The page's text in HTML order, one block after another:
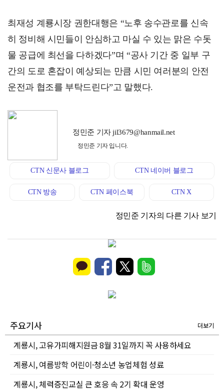
최재성 계룡시장 권한대행은 “노후 송수관로를 신속
히 정비해 시민들이 안심하고 마실 수 있는 맑은 수돗
물 공급에 최선을 다하겠다”며 “공사 기간 중 일부 구
간의 도로 혼잡이 예상되는 만큼 시민 여러분의 안전
운전과 협조를 부탁드린다”고 말했다.
정민준 기자 jil3679@hanmail.net
정민준 기자 입니다.
CTN 신문사 블로그 CTN 네이버 블로그
CTN 방송 CTN 페이스북 CTN X
정민준 기자의 다른 기사 보기
주요기사 더보기
계룡시, 고유가피해지원금 8월 31일까지 꼭 사용하세요
계룡시, 여름방학 어린이·청소년 농업체험 성료
계룡시, 체력증진교실 큰 호응 속 2기 확대 운영